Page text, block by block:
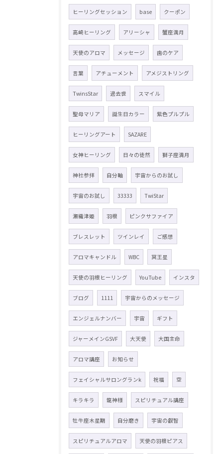
ヒーリングセッション base クーポン
高崎ヒーリング アリーシャ 蟹座満月
天使のアロマ メッセージ 歯のケア
言葉 アチューメント アメジストリング
TwinsStar 過去世 スマイル
聖母マリア 誕生日カラー 紫色プルプル
ヒーリングアート SAZARE
女神ヒーリング 日々の徒然 獅子座満月
神社参拝 自分軸 宇宙からのお試し
宇宙のお試し 33333 TwiStar
瀬織津姫 羽根 ピンクサファイア
ブレスレット ツインレイ ご感想
アロマキャンドル WBC 冥王星
天使の羽根ヒーリング YouTube インスタ
ブログ 1111 宇宙からのメッセージ
エンジェルナンバー 宇宙 ギフト
ジャーメインGSVF 大天使 大国主命
アロマ講座 お知らせ
フェイシャルサロングランk 祝福 空
キラキラ 龍神様 スピリチュアル講座
牡牛座木星期 自分磨き 宇宙の叡智
スピリチュアルアロマ 天使の羽根ピアス